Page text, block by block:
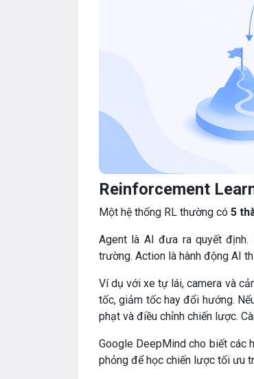
Reinforcement
Một hệ thống RL thường có 5
Agent là AI đưa ra quyết
trường. Action là hành động AI
Ví dụ với xe tự lái, camera và
tốc, giảm tốc hay đổi hướng.
phạt và điều chỉnh chiến lược.
Google DeepMind cho biết các
phỏng để học chiến lược tối ưu